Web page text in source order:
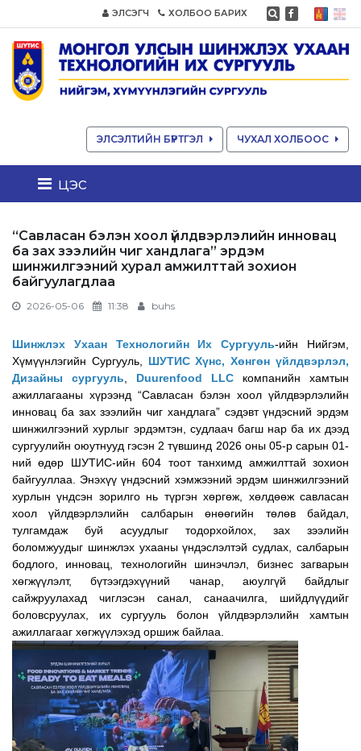
ЭЛСЭГЧ ХОЛБОО БАРИХ
ЭЛСЭЛТИЙН БҮРТГЭЛ ЧУХАЛ ХОЛБООС
цэс
“Савласан бэлэн хоол үйлдвэрлэлийн инновац
ба зах зээлийн чиг хандлага” эрдэм
шинжилгээний хурал амжилттай зохион
байгуулагдлаа
2026-05-06 11:38 buhs
Шинжлэх Ухаан Технологийн Их Сургууль-ийн Нийгэм,
Хүмүүнлэгийн Сургууль, ШУТИС Хүнс, Хөнгөн үйлдвэрлэл,
Дизайны сургууль
Duurenfood LLC компанийн хамтын
ажиллагааны хүрээнд “Савласан бэлэн хоол үйлдвэрлэлийн
инновац ба зах зээлийн чиг хандлага” сэдэвт үндэсний эрдэм
шинжилгээний хурлыг эрдэмтэн, судлаач багш нар ба их дээд
сургуулийн оюутнууд гэсэн 2 түвшинд 2026 оны 05-р сарын 01-
ний өдөр ШУТИС-ийн 604 тоот танхимд амжилттай зохион
байгууллаа. Энэхүү үндэсний хэмжээний эрдэм шинжилгээний
хурлын үндсэн зорилго нь түргэн хөргөж, хөлдөөж савласан
хоол үйлдвэрлэлийн салбарын өнөөгийн төлөв байдал,
тулгамдаж буй асуудлыг тодорхойлох, зах зээлийн
боломжуудыг шинжлэх ухааны үндэслэлтэй судлах, салбарын
бодлого, инновац, технологийн шинэчлэл, бизнес загварын
хөгжүүлэлт, бүтээгдэхүүний чанар, аюулгүй байдлыг
сайжруулахад чиглэсэн санал, санаачилга, шийдлүүдийг
боловсруулах, их сургууль болон үйлдвэрлэлийн хамтын
ажиллагааг хөгжүүлэхэд оршиж байлаа.